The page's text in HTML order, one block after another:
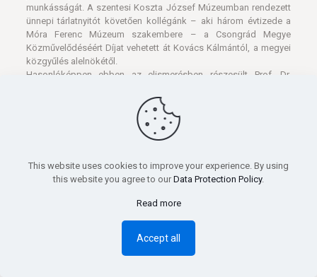
munkásságát. A szentesi Koszta József Múzeumban rendezett
ünnepi tárlatnyitót követően kollégánk – aki három évtizede a
Móra Ferenc Múzeum szakembere – a Csongrád Megye
Közművelődéséért Díjat vehetett át Kovács Kálmántól, a megyei
közgyűlés alelnökétől.
Hasonlóképpen ebben az elismerésben részesült Prof. Dr.
Szentesen- Nyit a ligeti épület
A Koszta József Múzeum
Széchenyi ligeti épülete múzeumtörténeti kiállítással nyit az
This website uses cookies to improve your experience. By using
this website you agree to our Data Protection Policy.
Read more
Accept all